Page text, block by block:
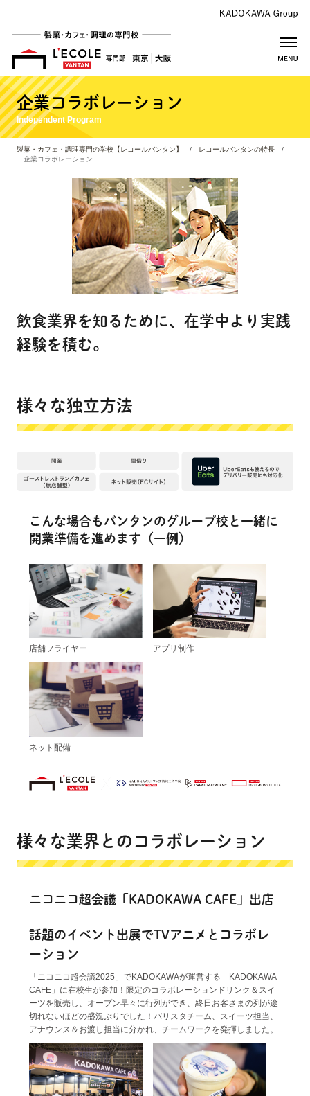
企業コラボレーション
Independent Program
製菓・カフェ・調理専門の学校【レコールバンタン】 / レコールバンタンの特長
/
企業コラボレーション
飲食業界を知るために、在学中より実践
経験を積む。
様々な独立方法
こんな場合もバンタンのグループ校と一緒に
開業準備を進めます（一例）
店舗フライヤー アプリ制作
ネット配備
様々な業界とのコラボレーション
ニコニコ超会議「KADOKAWA CAFE」出店
話題のイベント出展でTVアニメとコラボレ
ーション
「ニコニコ超会議2025」でKADOKAWAが運営する「KADOKAWA
CAFE」に在校生が参加！限定のコラボレーションドリンク＆スイ
ーツを販売し、オープン早々に行列ができ、終日お客さまの列が途
切れないほどの盛況ぶりでした！バリスタチーム、スイーツ担当、
アナウンス＆お渡し担当に分かれ、チームワークを発揮しました。